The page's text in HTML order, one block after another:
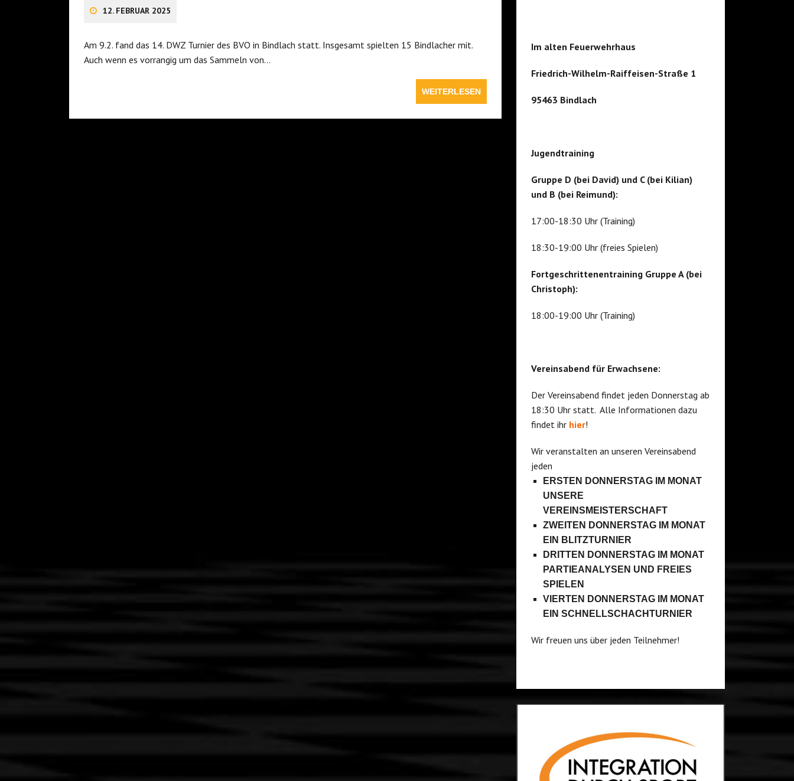
12. FEBRUAR 2025
Am 9.2. fand das 14. DWZ Turnier des BVO in Bindlach statt. Insgesamt spielten 15 Bindlacher mit.
Auch wenn es vorrangig um das Sammeln von…
WEITERLESEN
Im alten Feuerwehrhaus
Friedrich-Wilhelm-Raiffeisen-Straße 1
95463 Bindlach
Jugendtraining
Gruppe D (bei David) und C (bei Kilian)
und B (bei Reimund):
17:00-18:30 Uhr (Training)
18:30-19:00 Uhr (freies Spielen)
Fortgeschrittenentraining Gruppe A (bei
Christoph):
18:00-19:00 Uhr (Training)
Vereinsabend für Erwachsene:
Der Vereinsabend findet jeden Donnerstag ab
18:30 Uhr statt. Alle Informationen dazu
findet ihr hier!
Wir veranstalten an unseren Vereinsabend
jeden
ERSTEN DONNERSTAG IM MONAT
UNSERE
VEREINSMEISTERSCHAFT
ZWEITEN DONNERSTAG IM MONAT
EIN BLITZTURNIER
DRITTEN DONNERSTAG IM MONAT
PARTIEANALYSEN UND FREIES
SPIELEN
VIERTEN DONNERSTAG IM MONAT
EIN SCHNELLSCHACHTURNIER
Wir freuen uns über jeden Teilnehmer!